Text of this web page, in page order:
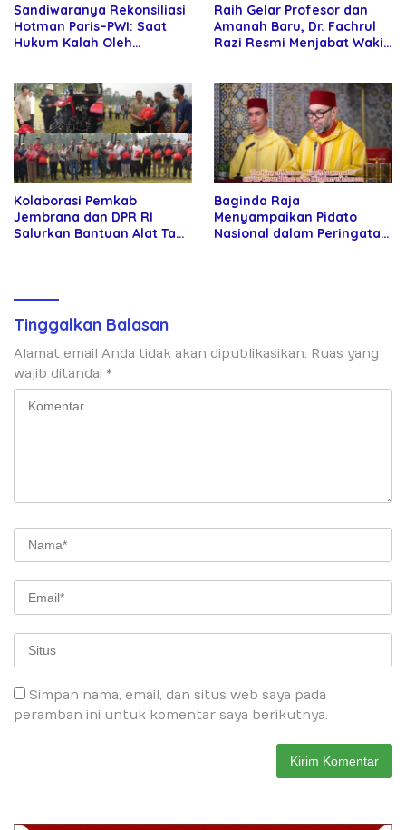
Sandiwaranya Rekonsiliasi
Hotman Paris–PWI: Saat
Hukum Kalah Oleh
Raih Gelar Profesor dan
Amanah Baru, Dr. Fachrul
Razi Resmi Menjabat Wakil
Kolaborasi Pemkab
Jembrana dan DPR RI
Salurkan Bantuan Alat Tani
Baginda Raja
Menyampaikan Pidato
Nasional dalam Peringatan
Tinggalkan Balasan
Alamat email Anda tidak akan dipublikasikan. Ruas yang
wajib ditandai *
Simpan nama, email, dan situs web saya pada
peramban ini untuk komentar saya berikutnya.